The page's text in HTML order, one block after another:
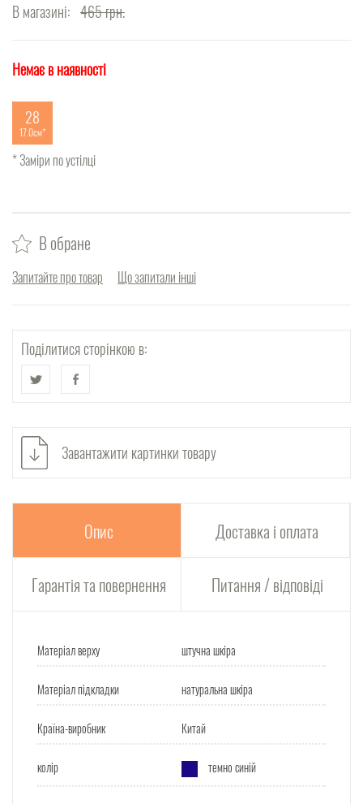
В магазині: 465грн.
Немає в наявності
28
17.0см
* Заміри по устілці
В обране
Запитайте про товар Що запитали інші
Поділитися сторінкою в:
Завантажити картинки товару
Опис Доставка і оплата
Гарантія та повернення Питання / відповіді
Матеріал верху штучна шкіра
Матеріал підкладки натуральна шкіра
Країна-виробник Китай
колір темно синій